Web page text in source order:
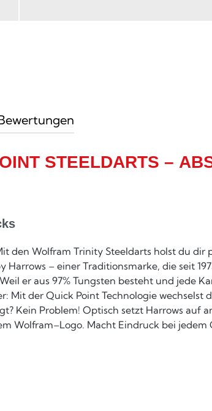
STEELDARTS –
den Wolfram Trinity Steeldarts holst du dir
– einer Traditionsmarke, die seit
er aus 97% Tungsten besteht und jede
Mit der Quick Point Technologie wechselst
Kein Problem! Optisch setzt Harrows auf
Macht Eindruck bei jedem